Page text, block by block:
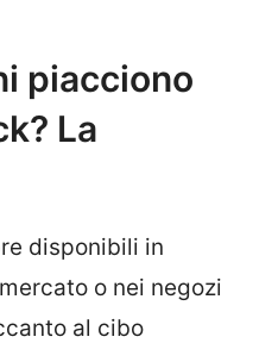
piacciono
La
disponibili in
o nei negozi
al cibo